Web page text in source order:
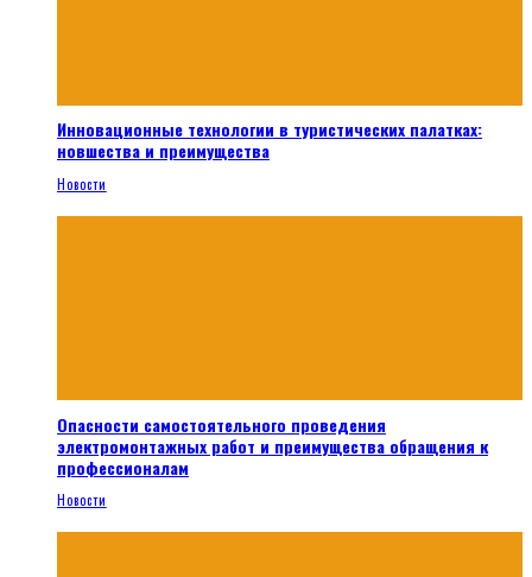
Инновационные технологии в туристических палатках:
новшества и преимущества
Новости
Опасности самостоятельного проведения
электромонтажных работ и преимущества обращения к
профессионалам
Новости